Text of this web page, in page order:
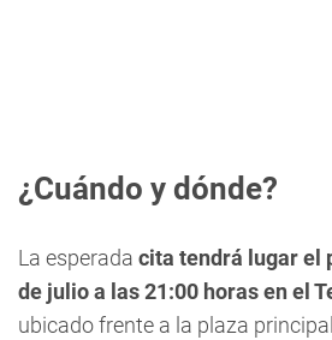
¿Cuándo y dónde?
La esperada cita tendrá lugar el
de julio a las 21:00 horas en el
ubicado frente a la plaza